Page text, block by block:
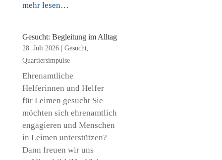
mehr lesen…
Gesucht: Begleitung im Alltag
28. Juli 2026| Gesucht,
Quartiersimpulse
Ehrenamtliche
Helferinnen und Helfer
für Leimen gesucht Sie
möchten sich ehrenamtlich
engagieren und Menschen
in Leimen unterstützen?
Dann freuen wir uns